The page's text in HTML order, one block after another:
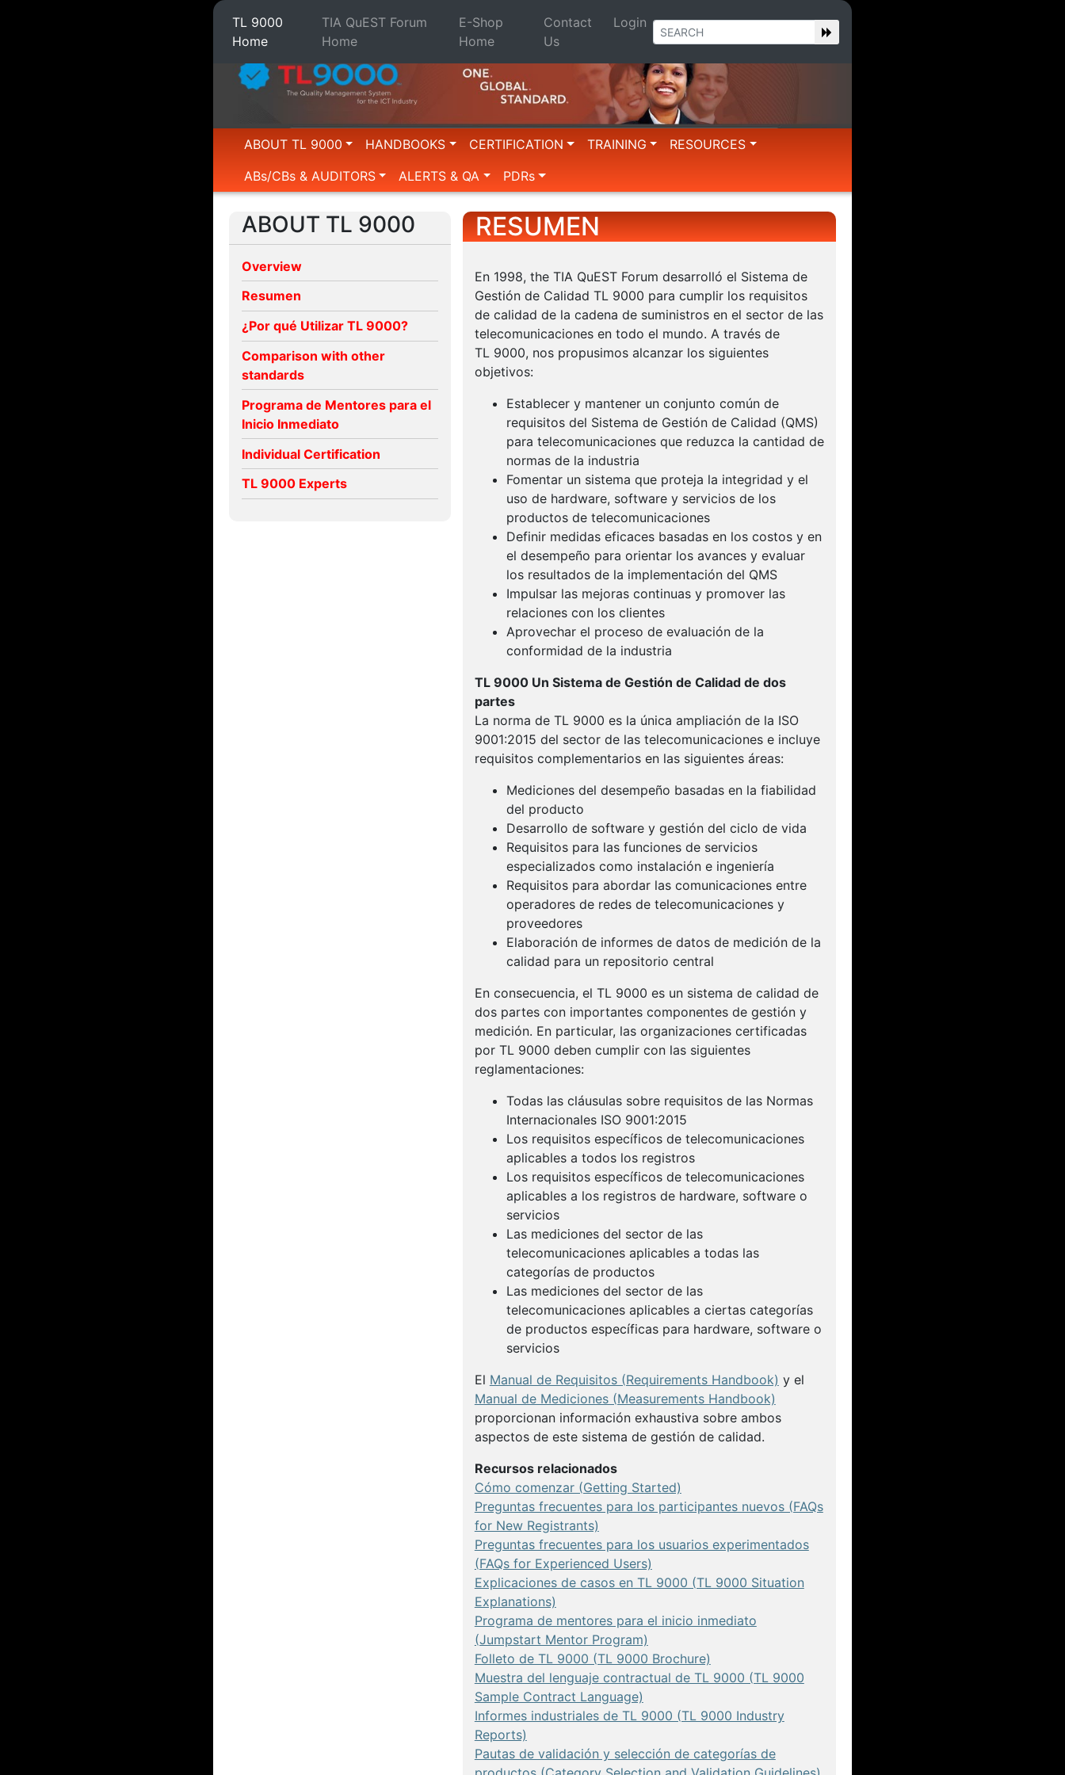
TL 9000
Home
TIA QuEST Forum
Home
E-Shop
Home
Contact
Us
Login
ABOUT TL 9000 HANDBOOKS CERTIFICATION TRAINING
RESOURCES
ABs/CBs & AUDITORS
ALERTS & QA PDRs
ABOUT TL 9000
Overview
Resumen
¿Por qué Utilizar TL 9000?
Comparison with other
standards
Programa de Mentores para el
Inicio Inmediato
Individual Certification
TL 9000 Experts
RESUMEN
En 1998, the TIA QuEST Forum desarrolló el Sistema de
Gestión de Calidad TL 9000 para cumplir los requisitos
de calidad de la cadena de suministros en el sector de las
telecomunicaciones en todo el mundo. A través de
TL 9000, nos propusimos alcanzar los siguientes
objetivos:
Establecer y mantener un conjunto común de
requisitos del Sistema de Gestión de Calidad (QMS)
para telecomunicaciones que reduzca la cantidad de
normas de la industria
Fomentar un sistema que proteja la integridad y el
uso de hardware, software y servicios de los
productos de telecomunicaciones
Definir medidas eficaces basadas en los costos y en
el desempeño para orientar los avances y evaluar
los resultados de la implementación del QMS
Impulsar las mejoras continuas y promover las
relaciones con los clientes
Aprovechar el proceso de evaluación de la
conformidad de la industria
TL 9000 Un Sistema de Gestión de Calidad de dos
partes
La norma de TL 9000 es la única ampliación de la ISO
9001:2015 del sector de las telecomunicaciones e incluye
requisitos complementarios en las siguientes áreas:
Mediciones del desempeño basadas en la fiabilidad
del producto
Desarrollo de software y gestión del ciclo de vida
Requisitos para las funciones de servicios
especializados como instalación e ingeniería
Requisitos para abordar las comunicaciones entre
operadores de redes de telecomunicaciones y
proveedores
Elaboración de informes de datos de medición de la
calidad para un repositorio central
En consecuencia, el TL 9000 es un sistema de calidad de
dos partes con importantes componentes de gestión y
medición. En particular, las organizaciones certificadas
por TL 9000 deben cumplir con las siguientes
reglamentaciones:
Todas las cláusulas sobre requisitos de las Normas
Internacionales ISO 9001:2015
Los requisitos específicos de telecomunicaciones
aplicables a todos los registros
Los requisitos específicos de telecomunicaciones
aplicables a los registros de hardware, software o
servicios
Las mediciones del sector de las
telecomunicaciones aplicables a todas las
categorías de productos
Las mediciones del sector de las
telecomunicaciones aplicables a ciertas categorías
de productos específicas para hardware, software o
servicios
El Manual de Requisitos (Requirements Handbook) y el
Manual de Mediciones (Measurements Handbook)
proporcionan información exhaustiva sobre ambos
aspectos de este sistema de gestión de calidad.
Recursos relacionados
Cómo comenzar (Getting Started)
Preguntas frecuentes para los participantes nuevos (FAQs
for New Registrants)
Preguntas frecuentes para los usuarios experimentados
(FAQs for Experienced Users)
Explicaciones de casos en TL 9000 (TL 9000 Situation
Explanations)
Programa de mentores para el inicio inmediato
(Jumpstart Mentor Program)
Folleto de TL 9000 (TL 9000 Brochure)
Muestra del lenguaje contractual de TL 9000 (TL 9000
Sample Contract Language)
Informes industriales de TL 9000 (TL 9000 Industry
Reports)
Pautas de validación y selección de categorías de